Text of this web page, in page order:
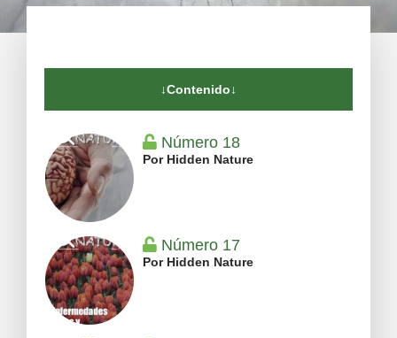
↓Contenido↓
Número 18
Por Hidden Nature
Número 17
Por Hidden Nature